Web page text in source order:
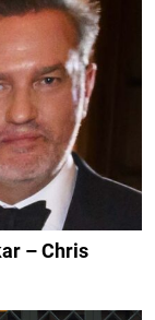
– Chris